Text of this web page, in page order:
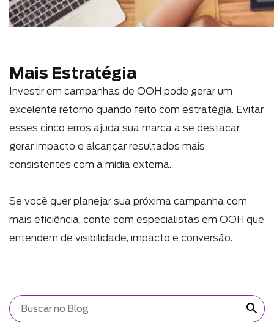
Mais Estratégia
Investir em campanhas de OOH pode gerar um
excelente retorno quando feito com estratégia. Evitar
esses cinco erros ajuda sua marca a se destacar,
gerar impacto e alcançar resultados mais
consistentes com a mídia externa.
Se você quer planejar sua próxima campanha com
mais eficiência, conte com especialistas em OOH que
entendem de visibilidade, impacto e conversão.